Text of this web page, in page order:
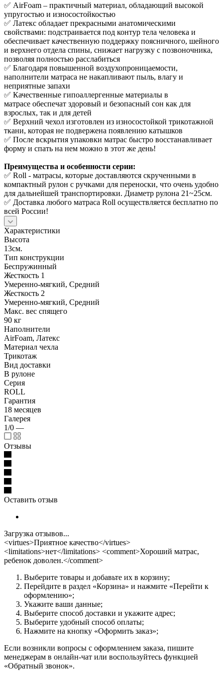
✅ AirFoam – практичный материал, обладающий высокой
упругостью и износостойкостью
✅ Латекс обладает прекрасными анатомическими
свойствами: подстраивается под контур тела человека и
обеспечивает качественную поддержку поясничного, шейного
и верхнего отдела спины, снижает нагрузку с позвоночника,
позволяя полностью расслабиться
✅ Благодаря повышенной воздухопроницаемости,
наполнители матраса не накапливают пыль, влагу и
неприятные запахи
✅ Качественные гипоаллергенные материалы в
матрасе обеспечат здоровый и безопасный сон как для
взрослых, так и для детей
✅ Верхний чехол изготовлен из износостойкой трикотажной
ткани, которая не подвержена появлению катышков
✅ После вскрытия упаковки матрас быстро восстанавливает
форму и спать на нем можно в этот же день!
Преимущества и особенности серии:
✅ Roll - матрасы, которые доставляются скрученными в
компактный рулон с ручками для переноски, что очень удобно
для дальнейшей транспортировки. Диаметр рулона 21~25см.
✅ Доставка любого матраса Roll осуществляется бесплатно по
всей России!
Характеристики
Высота
13см.
Тип конструкции
Беспружинный
Жесткость 1
Умеренно-мягкий, Средний
Жесткость 2
Умеренно-мягкий, Средний
Макс. вес спящего
90 кг
Наполнители
AirFoam, Латекс
Материал чехла
Трикотаж
Вид доставки
В рулоне
Серия
ROLL
Гарантия
18 месяцев
Галерея
1/0 —
Отзывы
Оставить отзыв
Загрузка отзывов...
<virtues>Приятное качество</virtues>
<limitations>нет</limitations> <comment>Хороший матрас,
ребенок доволен.</comment>
Выберите товары и добавьте их в корзину;
Перейдите в раздел «Корзина» и нажмите «Перейти к
оформлению»;
Укажите ваши данные;
Выберите способ доставки и укажите адрес;
Выберите удобный способ оплаты;
Нажмите на кнопку «Оформить заказ»;
Если возникли вопросы с оформлением заказа, пишите
менеджерам в онлайн-чат или воспользуйтесь функцией
«Обратный звонок».